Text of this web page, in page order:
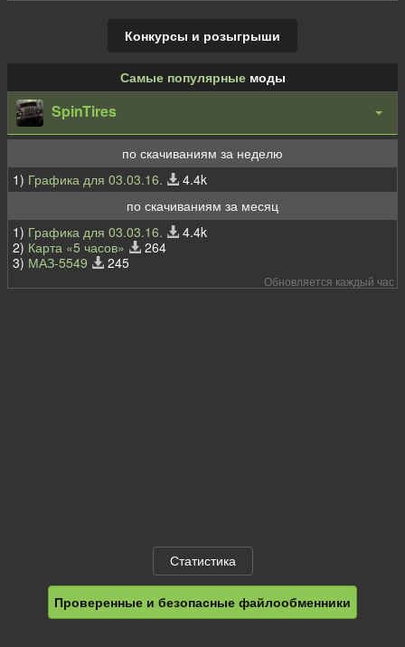
Конкурсы и розыгрыши
Самые популярныемоды
SpinTires
по скачиваниям за неделю
1) Графика для 03.03.16.
4.4k
по скачиваниям за месяц
1) Графика для 03.03.16.
4.4k
2) Карта «5 часов»
264
3) МАЗ-5549 245
Обновляется каждый час
Статистика
Проверенные и безопасные файлообменники